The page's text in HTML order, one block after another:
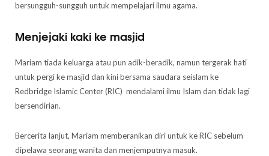
bersungguh-sungguh untuk mempelajari ilmu agama.
Menjejaki kaki ke masjid
Mariam tiada keluarga atau pun adik-beradik, namun tergerak hati
untuk pergi ke masjid dan kini bersama saudara seislam ke
Redbridge Islamic Center (RIC) mendalami ilmu Islam dan tidak lagi
bersendirian.
Bercerita lanjut, Mariam memberanikan diri untuk ke RIC sebelum
dipelawa seorang wanita dan menjemputnya masuk.